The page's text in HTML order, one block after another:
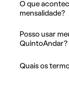
O que
mensalidade?
Posso usar
QuintoAndar?
Quais os